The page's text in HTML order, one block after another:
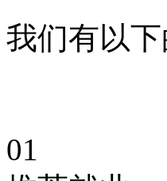
我们有以
01